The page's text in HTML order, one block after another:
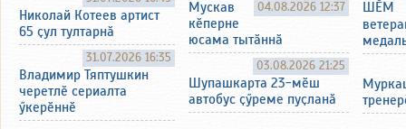
Николай Котеев артист
65 ҫул тултарнӑ
31.07.2026 16:35
Владимир Тяптушкин
черетлӗ сериалта
ӳкерӗннӗ
04.08.2026 12:37
Мускав
кӗперне
юсама тытӑннӑ
03.08.2026 21:25
Шупашкарта 23-мӗш
автобус ҫӳреме пуҫланӑ
ШӖМ